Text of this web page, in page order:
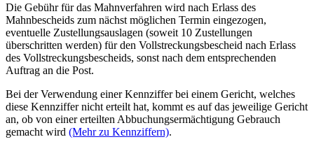
Die Gebühr für das Mahnverfahren wird nach Erlass des
Mahnbescheids zum nächst möglichen Termin eingezogen,
eventuelle Zustellungsauslagen (soweit 10 Zustellungen
überschritten werden) für den Vollstreckungsbescheid nach Erlass
des Vollstreckungsbescheids, sonst nach dem entsprechenden
Auftrag an die Post.
Bei der Verwendung einer Kennziffer bei einem Gericht, welches
diese Kennziffer nicht erteilt hat, kommt es auf das jeweilige Gericht
an, ob von einer erteilten Abbuchungsermächtigung Gebrauch
gemacht wird (Mehr zu Kennziffern).